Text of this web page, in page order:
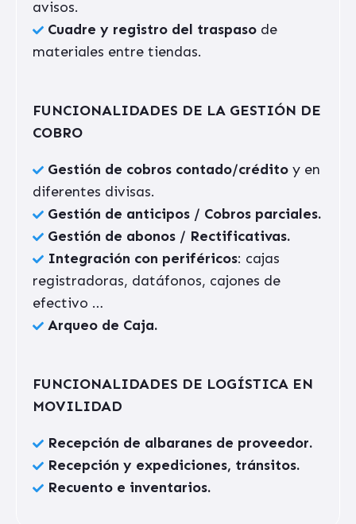
avisos.
Cuadre y registro del traspaso de
materiales entre tiendas.
FUNCIONALIDADES DE LA GESTIÓN DE
COBRO
Gestión de cobros contado/crédito y en
diferentes divisas.
Gestión de anticipos / Cobros parciales.
Gestión de abonos / Rectificativas.
Integración con periféricos: cajas
registradoras, datáfonos, cajones de
efectivo …
Arqueo de Caja.
FUNCIONALIDADES DE LOGÍSTICA EN
MOVILIDAD
Recepción de albaranes de proveedor.
Recepción y expediciones, tránsitos.
Recuento e inventarios.